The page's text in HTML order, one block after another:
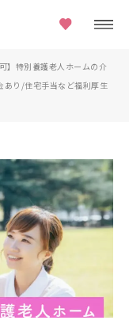
可】特別養護老人ホームの介
り/住宅手当など福利厚生